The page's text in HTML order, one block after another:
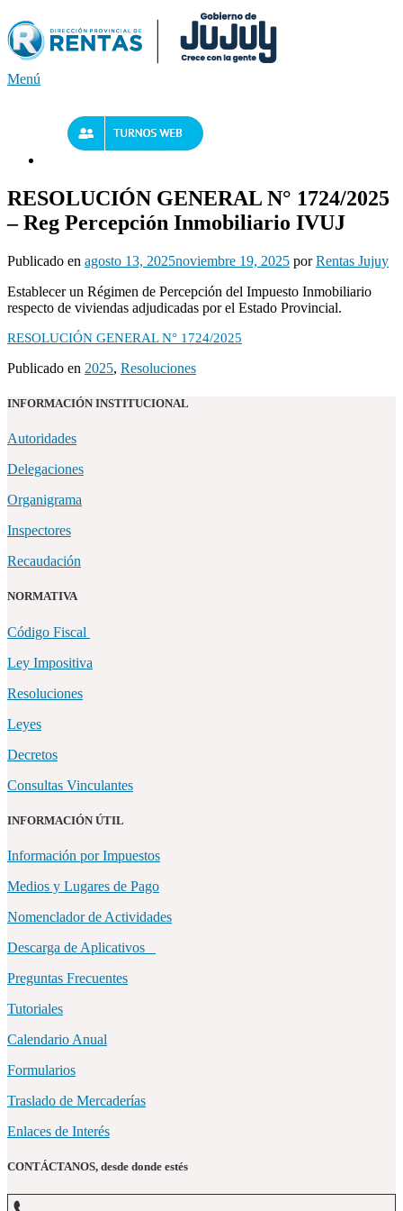
al
contenido
Menú
RESOLUCIÓN GENERAL N° 1724/2025
– Reg Percepción Inmobiliario IVUJ
Publicado en agosto 13, 2025noviembre 19, 2025 porRentas Jujuy
Establecer un Régimen de Percepción del Impuesto Inmobiliario
respecto de viviendas adjudicadas por el Estado Provincial.
RESOLUCIÓN GENERAL N° 1724/2025
Publicado en 2025, Resoluciones
INFORMACIÓN INSTITUCIONAL
Autoridades
Delegaciones
Organigrama
Inspectores
Recaudación
NORMATIVA
Código Fiscal
Ley Impositiva
Resoluciones
Leyes
Decretos
Consultas Vinculantes
INFORMACIÓN ÚTIL
Información por Impuestos
Medios y Lugares de Pago
Nomenclador de Actividades
Descarga de Aplicativos
Preguntas Frecuentes
Tutoriales
Calendario Anual
Formularios
Traslado de Mercaderías
Enlaces de Interés
CONTÁCTANOS, desde donde estés